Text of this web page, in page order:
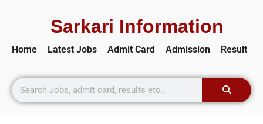
Sarkari Information
Home Latest Jobs Admit Card Admission Result